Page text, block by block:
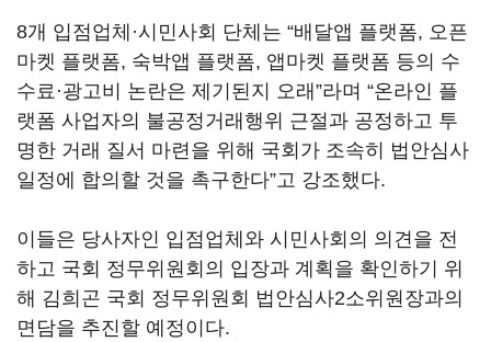
8개 입점업체·시민사회 단체는 “배달앱 플랫폼, 오픈
마켓 플랫폼, 숙박앱 플랫폼, 앱마켓 플랫폼 등의 수
수료·광고비 논란은 제기된지 오래”라며 “온라인 플
랫폼 사업자의 불공정거래행위 근절과 공정하고 투
명한 거래 질서 마련을 위해 국회가 조속히 법안심사
일정에 합의할 것을 촉구한다”고 강조했다.
이들은 당사자인 입점업체와 시민사회의 의견을 전
하고 국회 정무위원회의 입장과 계획을 확인하기 위
해 김희곤 국회 정무위원회 법안심사2소위원장과의
면담을 추진할 예정이다.